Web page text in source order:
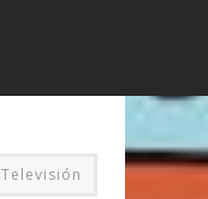
Televisión